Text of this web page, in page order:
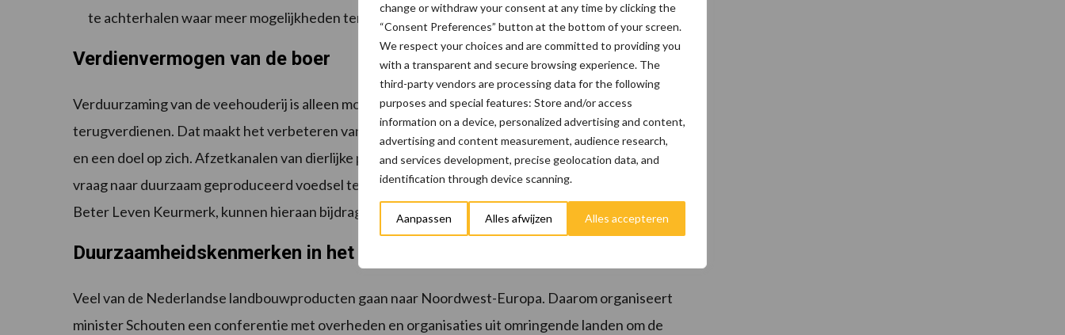
change or withdraw your consent at any time by clicking the
“Consent Preferences” button at the bottom of your screen.
We respect your choices and are committed to providing you
with a transparent and secure browsing experience. The
third-party vendors are processing data for the following
purposes and special features: Store and/or access
information on a device, personalized advertising and content,
advertising and content measurement, audience research,
and services development, precise geolocation data, and
identification through device scanning.
Aanpassen Alles afwijzen Alles accepteren
te achterhalen waar meer mogelijkheden ter verduurzaming van de sector liggen.
Verdienvermogen van de boer
Verduurzaming van de veehouderij is alleen mogelijk wanneer de boer investeringen kan
terugverdienen. Dat maakt het verbeteren van het verdienvermogen een cruciale randvoorwaarde
en een doel op zich. Afzetkanalen van dierlijke producten spelen daarbij een belangrijke rol om de
vraag naar duurzaam geproduceerd voedsel te vergroten. Ook duurzaamheidskeurmerken, zoals het
Beter Leven Keurmerk, kunnen hieraan bijdragen.
Duurzaamheidskenmerken in het buitenland
Veel van de Nederlandse landbouwproducten gaan naar Noordwest-Europa. Daarom organiseert
minister Schouten een conferentie met overheden en organisaties uit omringende landen om de